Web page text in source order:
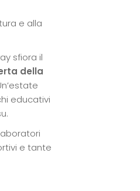
e alla
sfiora il
della
educativi
e tante